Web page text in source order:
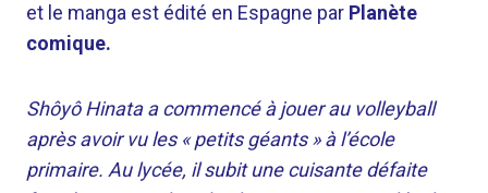
et le manga est édité en Espagne par Planète
comique.
Shôyô Hinata a commencé à jouer au volleyball
après avoir vu les « petits géants » à l’école
primaire. Au lycée, il subit une cuisante défaite